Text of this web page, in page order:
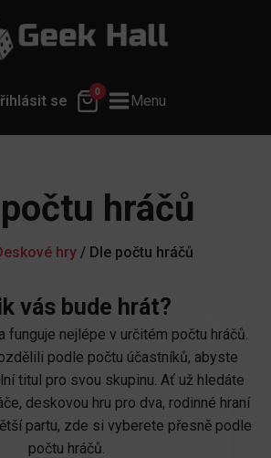
se
0
Menu
hráčů
hry/ Dle počtu hráčů
vás bude hrát?
funguje nejlépe v určitém počtu hráčů.
podle počtu účastníků, abyste
titul pro svou skupinu. Ať už hledáte
deskovou hru pro dva, rodinné hraní
partu, zde si vyberete přesně podle
počtu hráčů.